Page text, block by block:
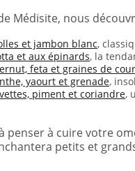
Médisite, nous
et jambon blanc,
et aux épinards, la
feta et graines de
yaourt et grenade,
piment et coriandre,
penser à cuire votre
petits et